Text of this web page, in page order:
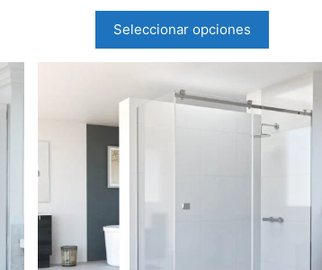
Seleccionar opciones